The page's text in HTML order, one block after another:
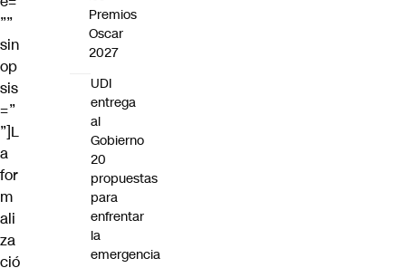
””
sin
op
sis
=”
”]L
a
for
m
ali
za
ció
Premios
Oscar
2027
UDI
entrega
al
Gobierno
20
propuestas
para
enfrentar
la
emergencia